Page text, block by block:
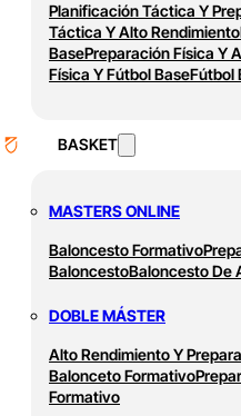
Planificación Táctica Y
Táctica Y Alto Rendimiento
BasePreparación Física Y
Física Y Fútbol BaseFútbol
BASKET
MASTERS ONLINE
Baloncesto Formativo
BaloncestoBaloncesto De
DOBLE MÁSTER
Alto Rendimiento Y
Balonceto Formativo
Formativo